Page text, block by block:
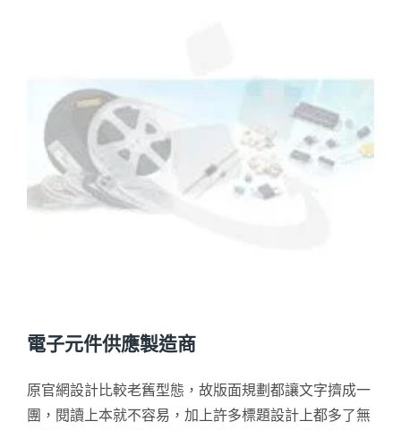
電子元件供應製造商
原官網設計比較老舊型態，故版面規劃都讓文字擠成一
團，閱讀上本就不容易，加上許多標題設計上都多了無